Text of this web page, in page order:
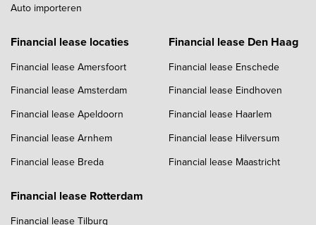
Auto importeren
Financial lease locaties
Financial lease Amersfoort
Financial lease Amsterdam
Financial lease Apeldoorn
Financial lease Arnhem
Financial lease Breda
Financial lease Den Haag
Financial lease Enschede
Financial lease Eindhoven
Financial lease Haarlem
Financial lease Hilversum
Financial lease Maastricht
Financial lease Rotterdam
Financial lease Tilburg